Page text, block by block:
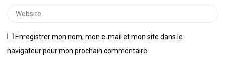
Website
Enregistrer mon nom, mon e-mail et mon site dans le
navigateur pour mon prochain commentaire.